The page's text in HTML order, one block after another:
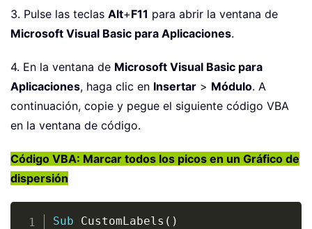
3. Pulse las teclas Alt+F11 para abrir la ventana de
Microsoft Visual Basic para Aplicaciones.
4. En la ventana de Microsoft Visual Basic para
Aplicaciones, haga clic en Insertar > Módulo. A
continuación, copie y pegue el siguiente código VBA
en la ventana de código.
Código VBA: Marcar todos los picos en un Gráfico de
dispersión
Sub CustomLabels ( )